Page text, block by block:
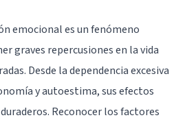
emocional es un fenómeno
graves repercusiones en la vida
Desde la dependencia excesiva
y autoestima, sus efectos
Reconocer los factores